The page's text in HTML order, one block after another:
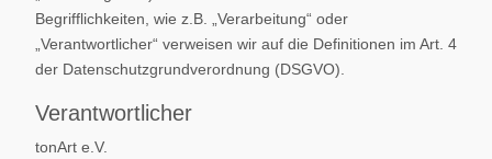
Begrifflichkeiten, wie z.B. „Verarbeitung“ oder
„Verantwortlicher“ verweisen wir auf die Definitionen im Art. 4
der Datenschutzgrundverordnung (DSGVO).
Verantwortlicher
tonArt e.V.